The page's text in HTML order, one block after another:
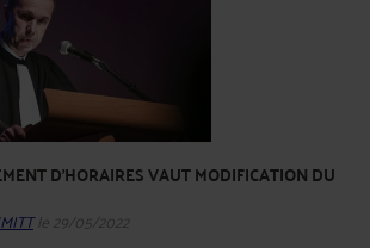
D'HORAIRES VAUT MODIFICATION DU
le 29/05/2022